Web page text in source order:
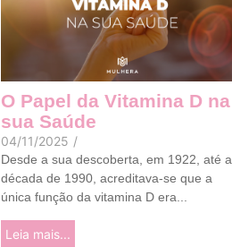
O Papel da Vitamina D na
sua Saúde
04/11/2025 /
Desde a sua descoberta, em 1922, até a
década de 1990, acreditava-se que a
única função da vitamina D era...
Leia mais...